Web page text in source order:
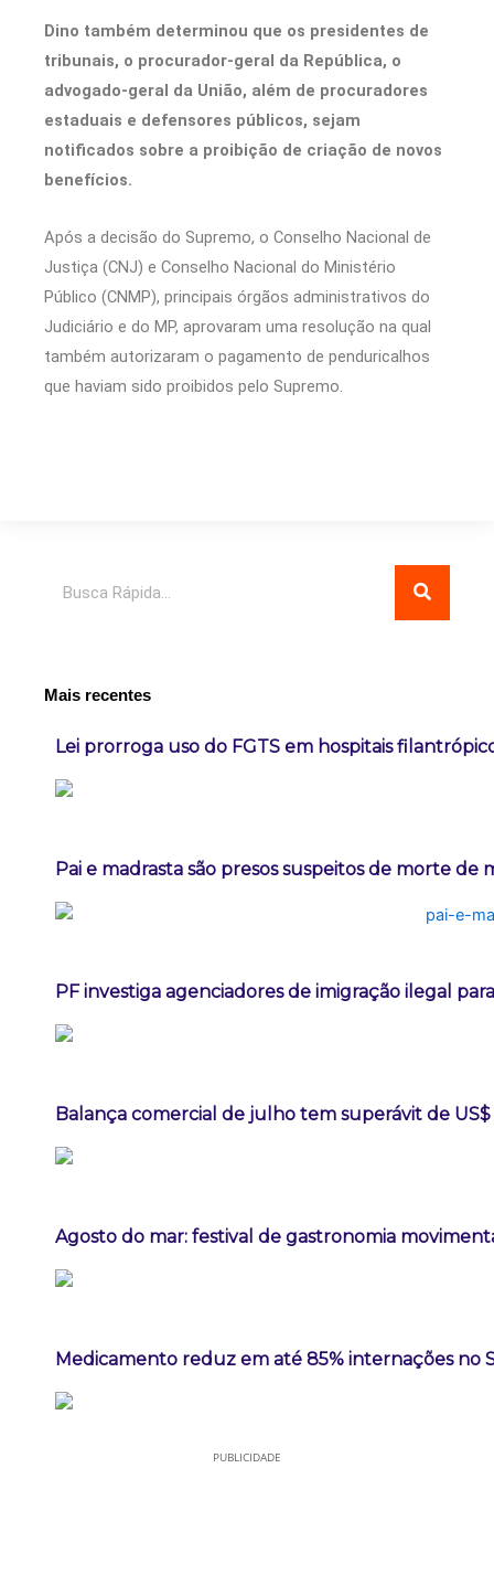
Dino também determinou que os presidentes de
tribunais, o procurador-geral da República, o
advogado-geral da União, além de procuradores
estaduais e defensores públicos, sejam
notificados sobre a proibição de criação de novos
benefícios.
Após a decisão do Supremo, o Conselho Nacional de
Justiça (CNJ) e Conselho Nacional do Ministério
Público (CNMP), principais órgãos administrativos do
Judiciário e do MP, aprovaram uma resolução na qual
também autorizaram o pagamento de penduricalhos
que haviam sido proibidos pelo Supremo.
Mais recentes
Lei prorroga uso do FGTS em hospitais
Pai e madrasta são presos suspeitos de morte de
PF investiga agenciadores de imigração ilegal
Balança comercial de julho tem superávit de
Agosto do mar: festival de gastronomia
Medicamento reduz em até 85% internações no
PUBLICIDADE